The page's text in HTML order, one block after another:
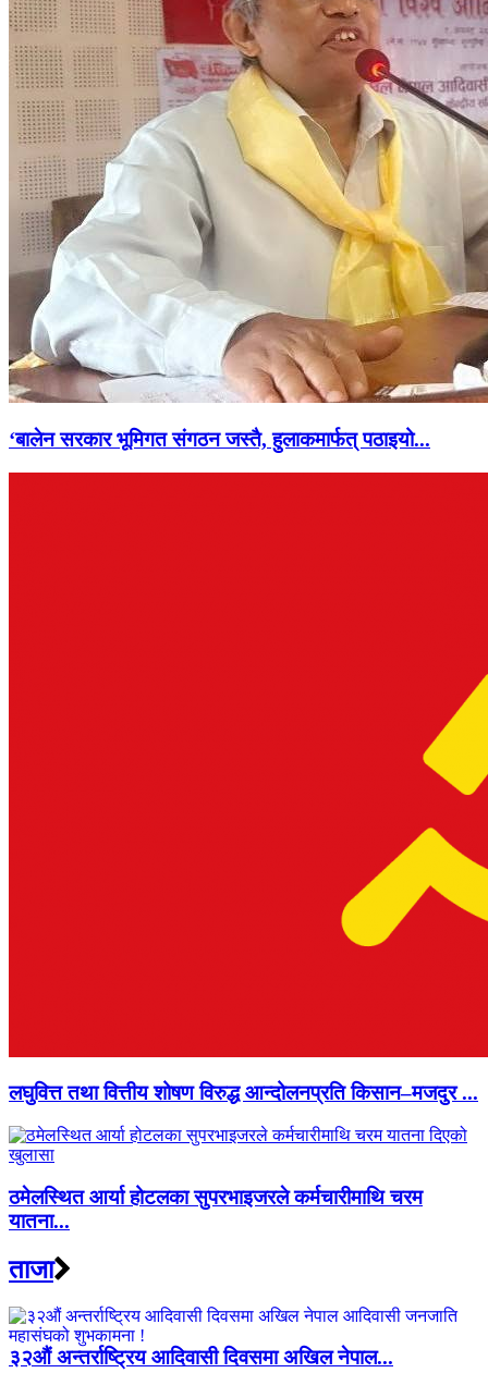
‘बालेन सरकार भूमिगत संगठन जस्तै, हुलाकमार्फत् पठाइयो...
लघुवित्त तथा वित्तीय शोषण विरुद्ध आन्दोलनप्रति किसान–मजदुर ...
ठमेलस्थित आर्या होटलका सुपरभाइजरले कर्मचारीमाथि चरम
यातना...
ताजा
३२औं अन्तर्राष्ट्रिय आदिवासी दिवसमा अखिल नेपाल...